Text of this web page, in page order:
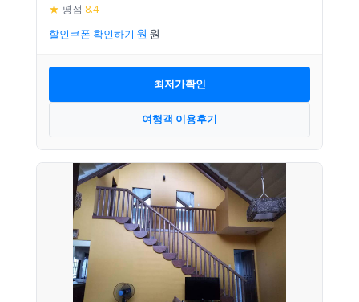
★ 평점 8.4
할인쿠폰 확인하기
최저가확인
여행객 이용후기